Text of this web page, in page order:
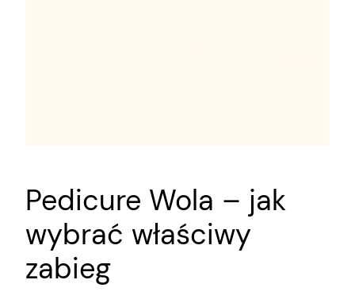
Pedicure Wola – jak
wybrać właściwy
zabieg